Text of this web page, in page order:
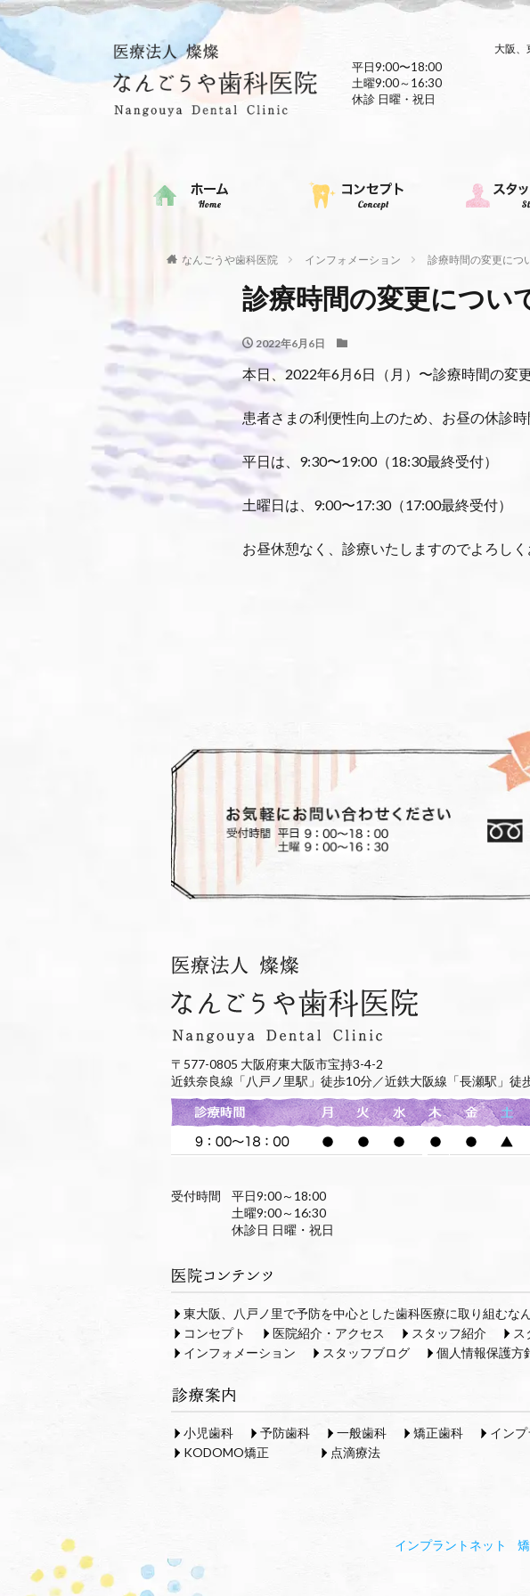
大阪、
平日9:00〜18:00
土曜9:00～16:30
休診 日曜・祝日
なんごうや歯科医院 インフォメーション 診療時間の変更につ
診療時間の変更につい
2022年6月6日
本日、2022年6月6日（月）〜診療時間の変
患者さまの利便性向上のため、お昼の休診時
平日は、9:30〜19:00（18:30最終受付）
土曜日は、9:00〜17:30（17:00最終受付）
お昼休憩なく、診療いたしますのでよろしく
〒577-0805 大阪府東大阪市宝持3-4-2
近鉄奈良線「八戸ノ里駅」徒歩10分／近鉄大阪線「長瀬駅」徒
受付時間
平日9:00～18:00
土曜9:00～16:30
休診日 日曜・祝日
東大阪、八戸ノ里で予防を中心とした歯科医療に取り組むな
コンセプト
医院紹介・アクセス スタッフ紹介 ス
インフォメーション
スタッフブログ 個人情報保護方
小児歯科 予防歯科 一般歯科 矯正歯科 イン
KODOMO矯正
点滴療法
インプラントネット